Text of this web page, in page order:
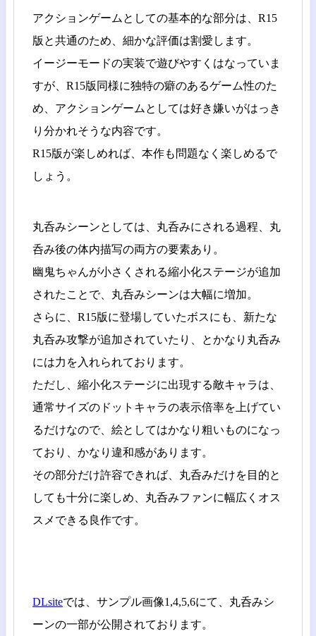
アクションゲームとしての基本的な部分は、R15
版と共通のため、細かな評価は割愛します。
イージーモードの実装で遊びやすくはなっていま
すが、R15版同様に独特の癖のあるゲーム性のた
め、アクションゲームとしては好き嫌いがはっき
り分かれそうな内容です。
R15版が楽しめれば、本作も問題なく楽しめるで
しょう。
丸呑みシーンとしては、丸呑みにされる過程、丸
呑み後の体内描写の両方の要素あり。
幽鬼ちゃんが小さくされる縮小化ステージが追加
されたことで、丸呑みシーンは大幅に増加。
さらに、R15版に登場していたボスにも、新たな
丸呑み攻撃が追加されていたり、とかなり丸呑み
には力を入れられております。
ただし、縮小化ステージに出現する敵キャラは、
通常サイズのドットキャラの表示倍率を上げてい
るだけなので、絵としてはかなり粗いものになっ
ており、かなり違和感があります。
その部分だけ許容できれば、丸呑みだけを目的と
しても十分に楽しめ、丸呑みファンに幅広くオス
スメできる良作です。
DLsiteでは、サンプル画像1,4,5,6にて、丸呑みシ
ーンの一部が公開されております。